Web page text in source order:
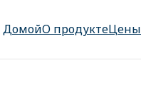
ДомойО продуктеЦены